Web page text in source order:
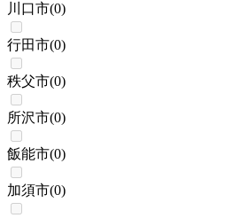
川口市(0)
行田市(0)
秩父市(0)
所沢市(0)
飯能市(0)
加須市(0)